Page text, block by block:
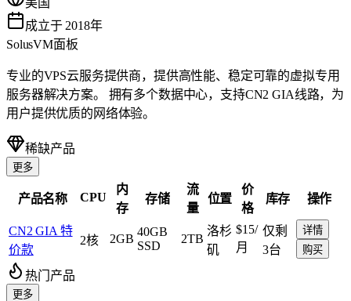
成立于 2018年
SolusVM面板
专业的VPS云服务提供商，提供高性能、稳定可靠的虚拟专用
服务器解决方案。 拥有多个数据中心，支持CN2 GIA线路，为
用户提供优质的网络体验。
稀缺产品
更多
产品名称 CPU
内
存
存储
流
量
位置
价
格
库存 操作
CN2 GIA 特
价款
2核 2GB
40GB
SSD
2TB
洛杉
矶
$15/
月
仅剩
3台
详情
购买
热门产品
更多